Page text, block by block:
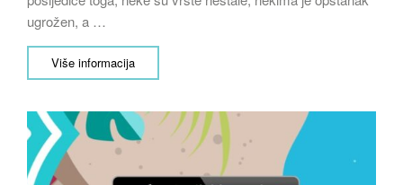
ugrožen, a …
Više informacija